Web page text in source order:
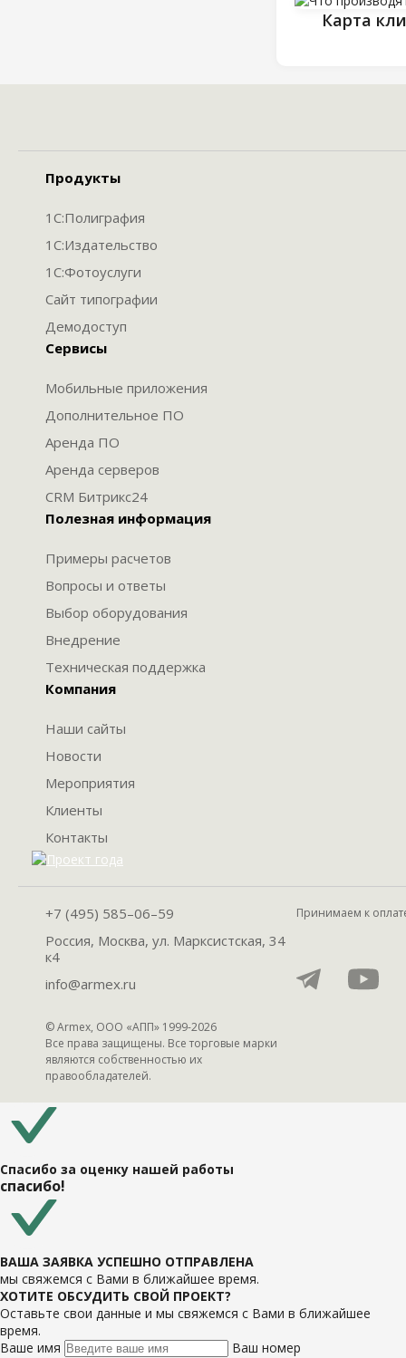
Карта
Продукты
1С:Полиграфия
1С:Издательство
1С:Фотоуслуги
Сайт типографии
Демодоступ
Сервисы
Мобильные приложения
Дополнительное ПО
Аренда ПО
Аренда серверов
CRM Битрикс24
Полезная информация
Примеры расчетов
Вопросы и ответы
Выбор оборудования
Внедрение
Техническая поддержка
Компания
Наши сайты
Новости
Мероприятия
Клиенты
Контакты
+7 (495) 585–06–59
Россия, Москва, ул. Марксистская, 34
к4
info@armex.ru
© Armex, ООО «АПП» 1999-2026
Все права защищены. Все торговые марки
являются собственностью их
правообладателей.
Принимаем к
Спасибо за оценку нашей работы
спасибо!
ВАША ЗАЯВКА УСПЕШНО ОТПРАВЛЕНА
мы свяжемся с Вами в ближайшее время.
ХОТИТЕ ОБСУДИТЬ СВОЙ ПРОЕКТ?
Оставьте свои данные и мы свяжемся с Вами в ближайшее
время.
Ваше имя
Ваш номер